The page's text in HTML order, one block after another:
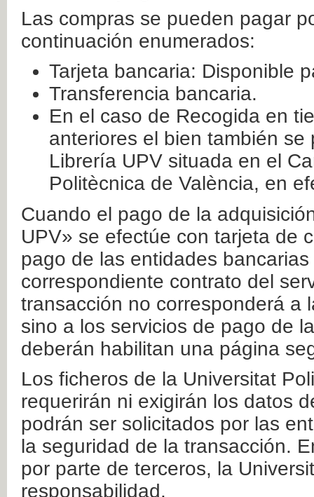
Las compras se pueden pagar
continuación enumerados:
Tarjeta bancaria: Disponible
Transferencia bancaria.
En el caso de Recogida en
anteriores el bien también
Librería UPV situada en el
Politècnica de València, en
Cuando el pago de la
UPV» se efectúe con tarjeta de
pago de las entidades
correspondiente contrato del
transacción no corresponderá a
sino a los servicios de pago de
deberán habilitan una página
Los ficheros de la Universitat
requerirán ni exigirán los datos
podrán ser solicitados por las
la seguridad de la transacción.
por parte de terceros, la
responsabilidad.